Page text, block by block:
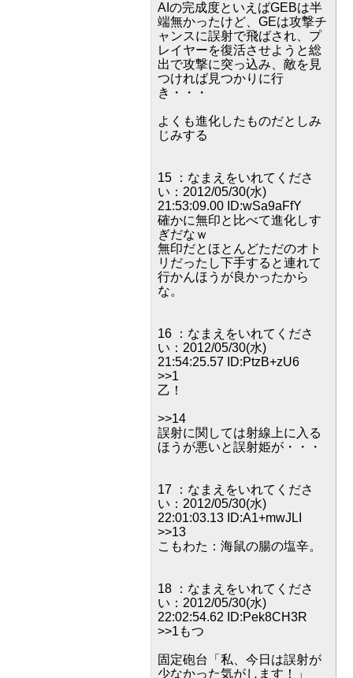
AIの完成度といえばGEBは半
端無かったけど、GEは攻撃チ
ャンスに誤射で飛ばされ、プ
レイヤーを復活させようと総
出で攻撃に突っ込み、敵を見
つければ見つかりに行
き・・・
よくも進化したものだとしみ
じみする
15 ：なまえをいれてくださ
い：2012/05/30(水)
21:53:09.00 ID:wSa9aFfY
確かに無印と比べて進化しす
ぎだなｗ
無印だとほとんどただのオト
リだったし下手すると連れて
行かんほうが良かったから
な。
16 ：なまえをいれてくださ
い：2012/05/30(水)
21:54:25.57 ID:PtzB+zU6
>>1
乙！
>>14
誤射に関しては射線上に入る
ほうが悪いと誤射姫が・・・
17 ：なまえをいれてくださ
い：2012/05/30(水)
22:01:03.13 ID:A1+mwJLI
>>13
こもわた：海鼠の腸の塩辛。
18 ：なまえをいれてくださ
い：2012/05/30(水)
22:02:54.62 ID:Pek8CH3R
>>1もつ
固定砲台「私、今日は誤射が
少なかった気がします！」